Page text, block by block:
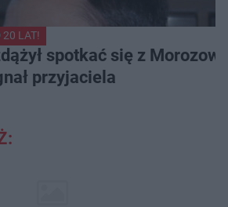
20 LAT!
spotkać się z
przyjaciela